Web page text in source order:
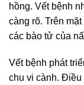
hồng. Vết bệnh
càng rõ. Trên
các bào tử của
Vết bệnh phát
chu vi cành. Điều